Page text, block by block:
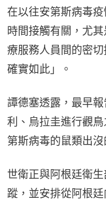
在以往安第斯病毒
時間接觸有關，尤
療服務人員間的密
確實如此」。
譚德塞透露，最早
利、烏拉圭進行觀
第斯病毒的鼠類出沒
世衛正與阿根廷衛
蹤，並安排從阿根